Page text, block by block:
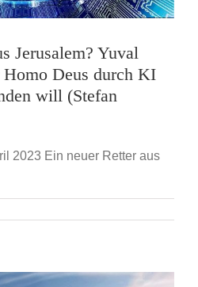
Jerusalem? Yuval
Deus durch KI
will (Stefan
2023 Ein neuer Retter aus